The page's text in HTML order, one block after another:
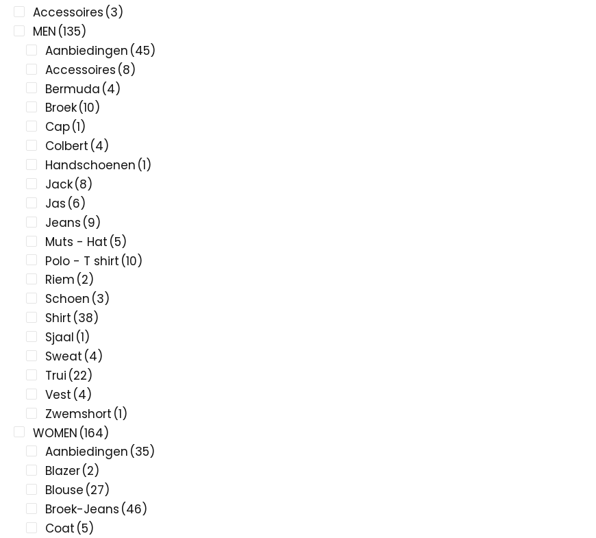
Accessoires (3)
MEN (135)
Aanbiedingen (45)
Accessoires (8)
Bermuda (4)
Broek(10)
Cap(1)
Colbert (4)
Handschoenen (1)
Jack(8)
Jas (6)
Jeans (9)
Muts - Hat (5)
Polo - T shirt (10)
Riem (2)
Schoen (3)
Shirt (38)
Sjaal (1)
Sweat (4)
Trui (22)
Vest (4)
Zwemshort (1)
WOMEN (164)
Aanbiedingen (35)
Blazer(2)
Blouse (27)
Broek-Jeans (46)
Coat (5)